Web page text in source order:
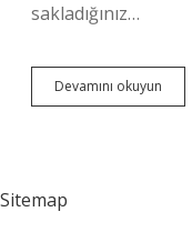
sakladığınız…
Devamını okuyun
Balın
Sitemap